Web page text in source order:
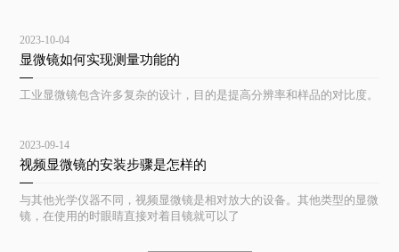
2023-10-04
显微镜如何实现测量功能的
工业显微镜包含许多复杂的设计，目的是提高分辨率和样品的对比度。
2023-09-14
视频显微镜的安装步骤是怎样的
与其他光学仪器不同，视频显微镜是相对放大的设备。其他类型的显微
镜，在使用的时眼睛直接对着目镜就可以了